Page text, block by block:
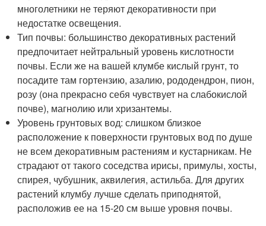
многолетники не теряют декоративности при
недостатке освещения.
Тип почвы: большинство декоративных растений
предпочитает нейтральный уровень кислотности
почвы. Если же на вашей клумбе кислый грунт, то
посадите там гортензию, азалию, рододендрон, пион,
розу (она прекрасно себя чувствует на слабокислой
почве), магнолию или хризантемы.
Уровень грунтовых вод: слишком близкое
расположение к поверхности грунтовых вод по душе
не всем декоративным растениям и кустарникам. Не
страдают от такого соседства ирисы, примулы, хосты,
спирея, чубушник, аквилегия, астильба. Для других
растений клумбу лучше сделать приподнятой,
расположив ее на 15-20 см выше уровня почвы.